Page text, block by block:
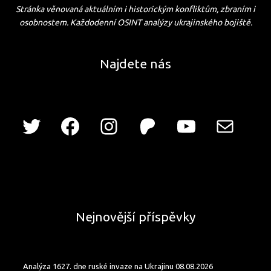
Stránka věnovaná aktuálním i historickým konfliktům, zbraním i
osobnostem. Každodenní OSINT analýzy ukrajinského bojiště.
Najdete nás
Nejnovější příspěvky
Analýza 1627. dne ruské invaze na Ukrajinu 08.08.2026